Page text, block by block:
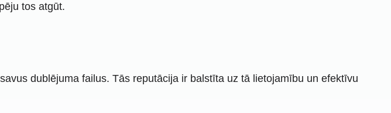
tos atgūt.
dublējuma failus. Tās reputācija ir balstīta uz tā lietojamību un efektīvu